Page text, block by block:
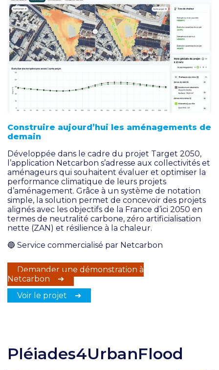
Construire aujourd’hui les aménagements de
demain
Développée dans le cadre du projet Target 2050,
l’application Netcarbon s’adresse aux collectivités et
aménageurs qui souhaitent évaluer et optimiser la
performance climatique de leurs projets
d’aménagement. Grâce à un système de notation
simple, la solution permet de concevoir des projets
alignés avec les objectifs de la France d’ici 2050 en
termes de neutralité carbone, zéro artificialisation
nette (ZAN) et résilience à la chaleur.
🔵 Service commercialisé par Netcarbon
Demander une démonstration à
Netcarbon ➔
Voir le projet ➔
Pléiades4UrbanFlood